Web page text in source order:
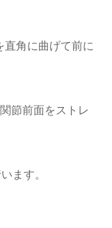
直角に曲げて前に
節前面をストレ
ます。